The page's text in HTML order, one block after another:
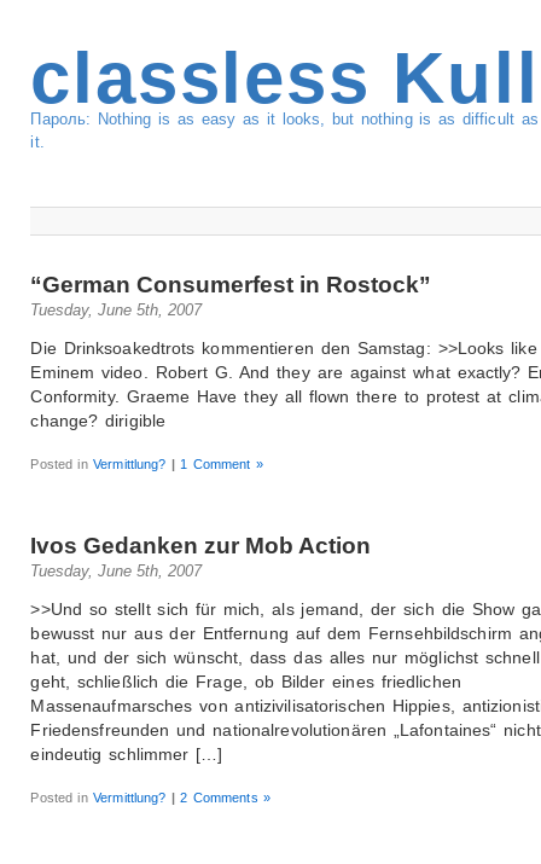
classless
Пароль: Nothing is as easy as it looks, but nothing is as difficult
it.
“German Consumerfest in Rostock”
Tuesday, June 5th, 2007
Die Drinksoakedtrots kommentieren den Samstag: >>Looks
Eminem video. Robert G. And they are against what exactly?
Conformity. Graeme Have they all flown there to protest at
change? dirigible
Posted inVermittlung? | 1 Comment »
Ivos Gedanken zur Mob Action
Tuesday, June 5th, 2007
>>Und so stellt sich für mich, als jemand, der sich die Show
bewusst nur aus der Entfernung auf dem Fernsehbildschirm
hat, und der sich wünscht, dass das alles nur möglichst
geht, schließlich die Frage, ob Bilder eines friedlichen
Massenaufmarsches von antizivilisatorischen Hippies,
Friedensfreunden und nationalrevolutionären „Lafontaines“
eindeutig schlimmer […]
Posted inVermittlung? | 2 Comments »